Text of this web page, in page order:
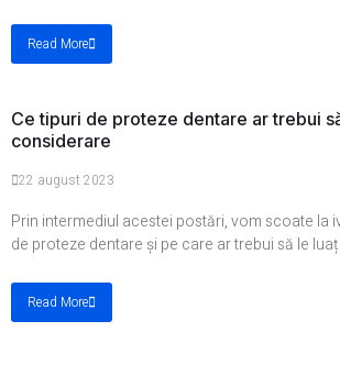
Read More
Ce tipuri de proteze dentare ar trebui
considerare
22 august 2023
Prin intermediul acestei postări, vom scoate la
de proteze dentare și pe care ar trebui să le
Read More